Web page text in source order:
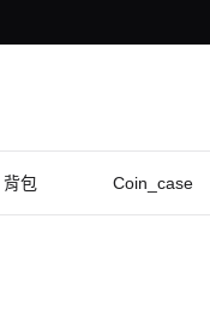
背包 Coin_case